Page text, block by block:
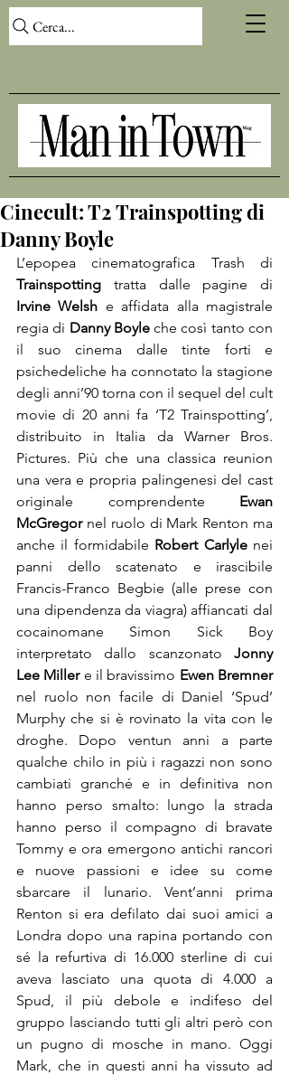
Cerca...
Cinecult: T2 Trainspotting di
Danny Boyle
Trainspotting
Irvine Welsh e affidata alla magistrale
regia di Danny Boyle che così tanto con
il suo cinema dalle tinte forti e
psichedeliche ha connotato la stagione
degli anni’90 torna con il sequel del cult
movie di 20 anni fa ‘T2 Trainspotting’,
distribuito in Italia da Warner Bros.
Pictures. Più che una classica reunion
una vera e propria palingenesi del cast
originale comprendente Ewan
McGregor nel ruolo di Mark Renton ma
anche il formidabile Robert Carlyle nei
panni dello scatenato e irascibile
Francis-Franco Begbie (alle prese con
una dipendenza da viagra) affiancati dal
cocainomane Simon Sick Boy
interpretato dallo scanzonato Jonny
Lee Miller e il bravissimo Ewen Bremner
nel ruolo non facile di Daniel ‘Spud’
Murphy che si è rovinato la vita con le
droghe. Dopo ventun anni a parte
qualche chilo in più i ragazzi non sono
cambiati granché e in definitiva non
hanno perso smalto: lungo la strada
hanno perso il compagno di bravate
Tommy e ora emergono antichi rancori
e nuove passioni e idee su come
sbarcare il lunario. Vent’anni prima
Renton si era defilato dai suoi amici a
Londra dopo una rapina portando con
sé la refurtiva di 16.000 sterline di cui
aveva lasciato una quota di 4.000 a
Spud, il più debole e indifeso del
gruppo lasciando tutti gli altri però con
un pugno di mosche in mano. Oggi
Mark, che in questi anni ha vissuto ad